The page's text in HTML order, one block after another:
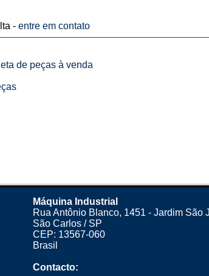
- entre em contato
de peças à venda
Máquina Industrial
Rua Antônio Blanco, 1451 - Jardim São
São Carlos / SP
CEP: 13567-060
Brasil
Contacto: